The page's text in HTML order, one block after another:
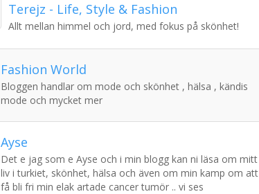
Terejz - Life, Style & Fashion
Allt mellan himmel och jord, med fokus på skönhet!
Fashion World
Bloggen handlar om mode och skönhet , hälsa , kändis
mode och mycket mer
Ayse
Det e jag som e Ayse och i min blogg kan ni läsa om mitt
liv i turkiet, skönhet, hälsa och även om min kamp om att
få bli fri min elak artade cancer tumör .. vi ses